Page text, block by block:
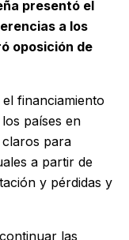
presentó el
a los
oposición de
financiamiento
países en
para
a partir de
y pérdidas y
las